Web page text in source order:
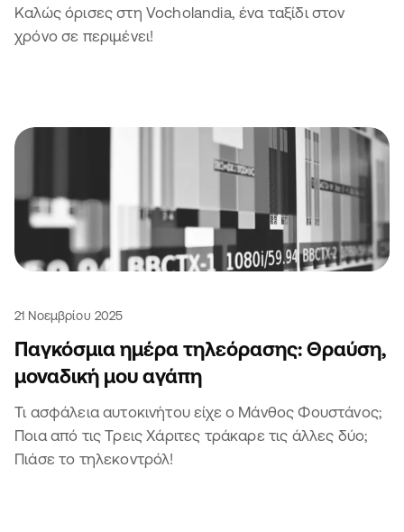
Καλώς όρισες στη Vocholandia, ένα ταξίδι στον
χρόνο σε περιμένει!
21 Νοεμβρίου 2025
Παγκόσμια ημέρα τηλεόρασης: Θραύση,
μοναδική μου αγάπη
Τι ασφάλεια αυτοκινήτου είχε ο Μάνθος Φουστάνος;
Ποια από τις Τρεις Χάριτες τράκαρε τις άλλες δύο;
Πιάσε το τηλεκοντρόλ!